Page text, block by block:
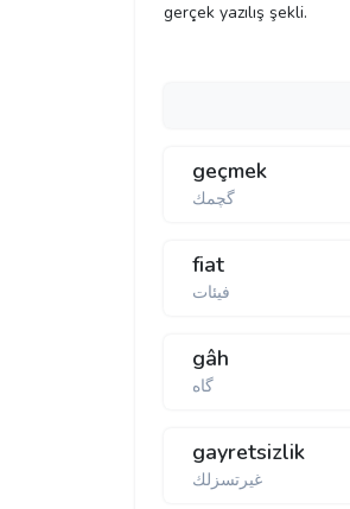
gerçek yazılış şekli.
geçmek
گچمك
fiat
فیئات
gâh
گاه
gayretsizlik
غیرتسزلك